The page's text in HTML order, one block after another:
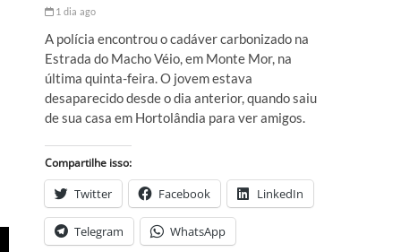
1 dia ago
A polícia encontrou o cadáver carbonizado na
Estrada do Macho Véio, em Monte Mor, na
última quinta-feira. O jovem estava
desaparecido desde o dia anterior, quando saiu
de sua casa em Hortolândia para ver amigos.
Compartilhe isso:
Twitter Facebook LinkedIn
Telegram WhatsApp